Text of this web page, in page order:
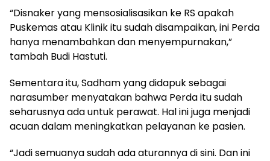
“Disnaker yang mensosialisasikan ke RS apakah
Puskemas atau Klinik itu sudah disampaikan, ini Perda
hanya menambahkan dan menyempurnakan,”
tambah Budi Hastuti.
Sementara itu, Sadham yang didapuk sebagai
narasumber menyatakan bahwa Perda itu sudah
seharusnya ada untuk perawat. Hal ini juga menjadi
acuan dalam meningkatkan pelayanan ke pasien.
“Jadi semuanya sudah ada aturannya di sini. Dan ini